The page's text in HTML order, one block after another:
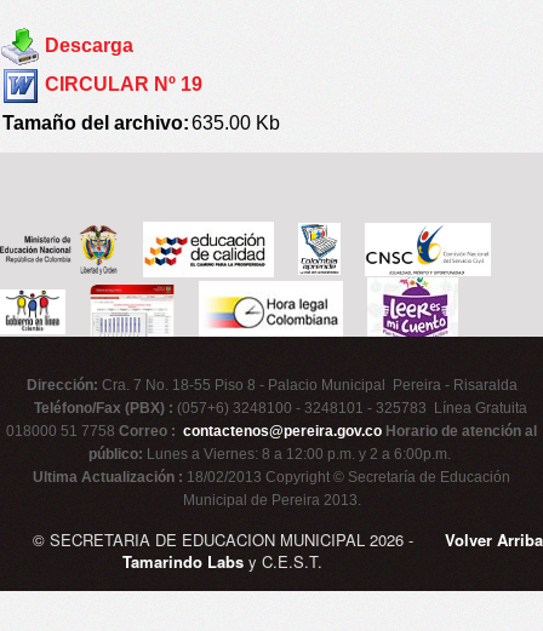
Descarga
CIRCULAR Nº 19
Tamaño del archivo:635.00 Kb
Dirección: Cra. 7 No. 18-55 Piso 8 - Palacio Municipal Pereira - Risaralda
Teléfono/Fax (PBX) : (057+6) 3248100 - 3248101 - 325783 Línea Gratuita
018000 51 7758 Correo : contactenos@pereira.gov.co Horario de atención al
público: Lunes a Viernes: 8 a 12:00 p.m. y 2 a 6:00p.m.
Ultima Actualización : 18/02/2013 Copyright © Secretaría de Educación
Municipal de Pereira 2013.
Volver Arriba
© SECRETARIA DE EDUCACION MUNICIPAL 2026 -
Tamarindo Labs y C.E.S.T.